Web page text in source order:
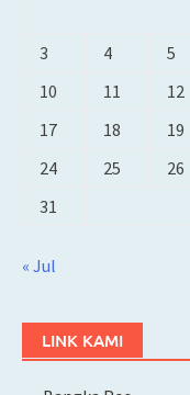
3
4 5
10
11 12
17
18 19
24
25 26
31
« Jul
LINK KAMI